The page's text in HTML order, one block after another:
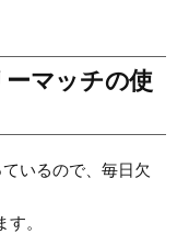
マッチの使
いるので、毎日欠
。